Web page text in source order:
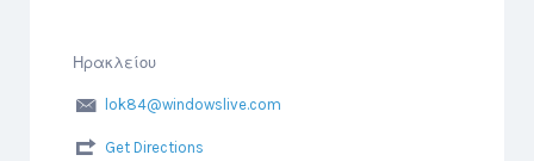
Ηρακλείου
lok84@windowslive.com
Get Directions